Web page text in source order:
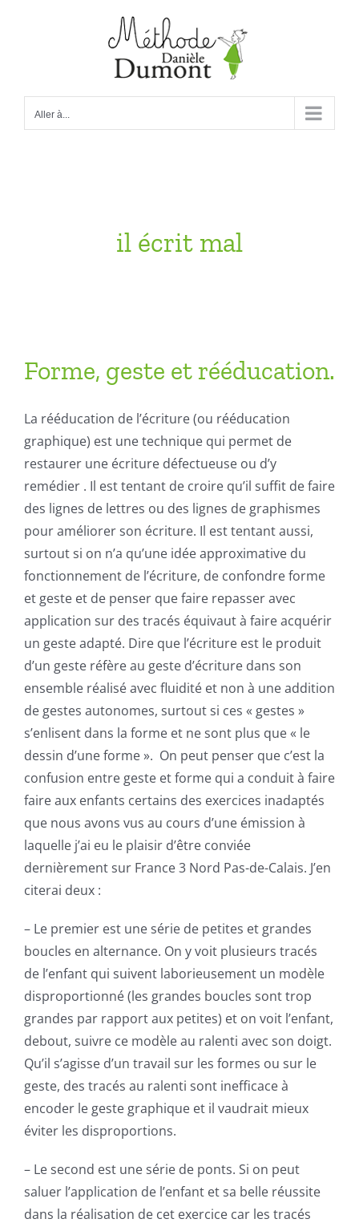
Aller à...
il écrit mal
Forme, geste et rééducation.
La rééducation de l’écriture (ou rééducation
graphique) est une technique qui permet de
restaurer une écriture défectueuse ou d’y
remédier . Il est tentant de croire qu’il suffit de faire
des lignes de lettres ou des lignes de graphismes
pour améliorer son écriture. Il est tentant aussi,
surtout si on n’a qu’une idée approximative du
fonctionnement de l’écriture, de confondre forme
et geste et de penser que faire repasser avec
application sur des tracés équivaut à faire acquérir
un geste adapté. Dire que l’écriture est le produit
d’un geste réfère au geste d’écriture dans son
ensemble réalisé avec fluidité et non à une addition
de gestes autonomes, surtout si ces « gestes »
s’enlisent dans la forme et ne sont plus que « le
dessin d’une forme ». On peut penser que c’est la
confusion entre geste et forme qui a conduit à faire
faire aux enfants certains des exercices inadaptés
que nous avons vus au cours d’une émission à
laquelle j’ai eu le plaisir d’être conviée
dernièrement sur France 3 Nord Pas-de-Calais. J’en
citerai deux :
– Le premier est une série de petites et grandes
boucles en alternance. On y voit plusieurs tracés
de l’enfant qui suivent laborieusement un modèle
disproportionné (les grandes boucles sont trop
grandes par rapport aux petites) et on voit l’enfant,
debout, suivre ce modèle au ralenti avec son doigt.
Qu’il s’agisse d’un travail sur les formes ou sur le
geste, des tracés au ralenti sont inefficace à
encoder le geste graphique et il vaudrait mieux
éviter les disproportions.
– Le second est une série de ponts. Si on peut
saluer l’application de l’enfant et sa belle réussite
dans la réalisation de cet exercice car les tracés